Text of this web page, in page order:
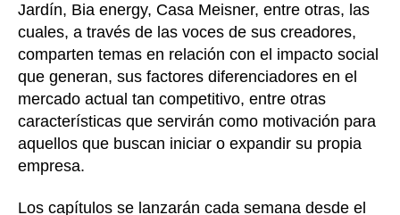
Jardín, Bia energy, Casa Meisner, entre otras, las
cuales, a través de las voces de sus creadores,
comparten temas en relación con el impacto social
que generan, sus factores diferenciadores en el
mercado actual tan competitivo, entre otras
características que servirán como motivación para
aquellos que buscan iniciar o expandir su propia
empresa.
Los capítulos se lanzarán cada semana desde el